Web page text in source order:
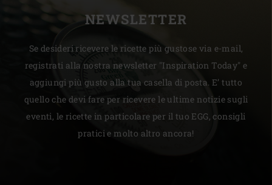
NEWSLETTER
Se desideri ricevere le ricette più gustose via e-mail,
registrati alla nostra newsletter "Inspiration Today" e
aggiungi più gusto alla tua casella di posta. E’ tutto
quello che devi fare per ricevere le ultime notizie sugli
eventi, le ricette in particolare per il tuo EGG, consigli
pratici e molto altro ancora!